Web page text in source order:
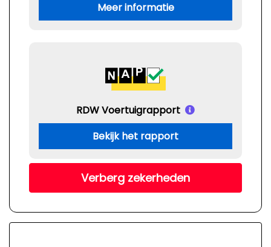
Meer informatie
RDW Voertuigrapport
Bekijk het rapport
Verberg zekerheden